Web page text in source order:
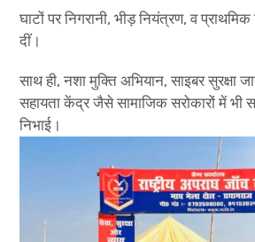
घाटों पर निगरानी, भीड़ नियंत्रण, व
दीं।
साथ ही, नशा मुक्ति अभियान, साइबर सुरक्षा
सहायता केंद्र जैसे सामाजिक सरोकारों में भी
निभाई।